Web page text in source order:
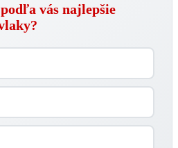
vás najlepšie